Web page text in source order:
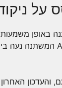
על
באופן
והעדכון